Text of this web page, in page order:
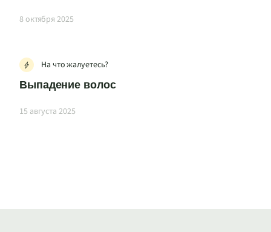
8 октября 2025
На что жалуетесь?
Выпадение волос
15 августа 2025